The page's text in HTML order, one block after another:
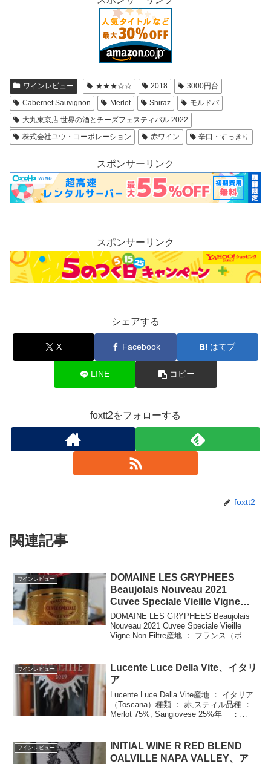
ワインレビュー ★★★☆☆ 2018
3000円台
Cabernet Sauvignon
Merlot Shiraz
モルドバ
大丸東京店 世界の酒とチーズフェスティバル 2022
株式会社ユウ・コーポレーション
赤ワイン 辛口・すっきり
スポンサーリンク
スポンサーリンク
シェアする
X Facebook はてブ
LINE コピー
foxtt2をフォローする
foxtt2
関連記事
ワインレビュー
DOMAINE LES GRYPHEES
Beaujolais Nouveau 2021
Cuvee Speciale Vieille Vigne
Non Filtre、フランス
DOMAINE LES GRYPHEES Beaujolais
Nouveau 2021 Cuvee Speciale Vieille
Vigne Non Filtre産地 ： フランス（ボジ
ワインレビュー
Lucente Luce Della Vite、イタリ
ア
Lucente Luce Della Vite産地 ： イタリア
（Toscana）種類 ： 赤,スティル品種 ：
Merlot 75%, Sangiovese 25%年 ：
ワインレビュー
INITIAL WINE R RED BLEND
OALVILLE NAPA VALLEY、ア